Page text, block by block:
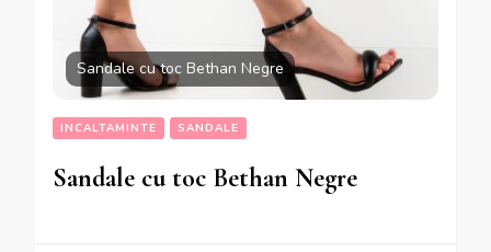
Sandale cu toc Bethan Negre
INCALTAMINTE SANDALE
Sandale cu toc Bethan Negre